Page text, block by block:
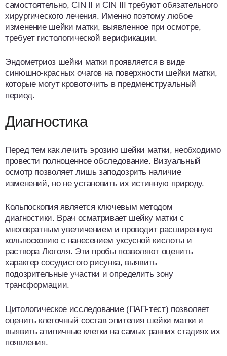
самостоятельно, CIN II и CIN III требуют обязательного
хирургического лечения. Именно поэтому любое
изменение шейки матки, выявленное при осмотре,
требует гистологической верификации.
Эндометриоз шейки матки проявляется в виде
синюшно-красных очагов на поверхности шейки матки,
которые могут кровоточить в предменструальный
период.
Диагностика
Перед тем как лечить эрозию шейки матки, необходимо
провести полноценное обследование. Визуальный
осмотр позволяет лишь заподозрить наличие
изменений, но не установить их истинную природу.
Кольпоскопия является ключевым методом
диагностики. Врач осматривает шейку матки с
многократным увеличением и проводит расширенную
кольпоскопию с нанесением уксусной кислоты и
раствора Люголя. Эти пробы позволяют оценить
характер сосудистого рисунка, выявить
подозрительные участки и определить зону
трансформации.
Цитологическое исследование (ПАП-тест) позволяет
оценить клеточный состав эпителия шейки матки и
выявить атипичные клетки на самых ранних стадиях их
появления.